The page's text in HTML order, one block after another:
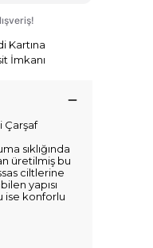
Kartına
İmkanı
Çarşaf
sıklığında
üretilmiş bu
ciltlerine
yapısı
ise konforlu